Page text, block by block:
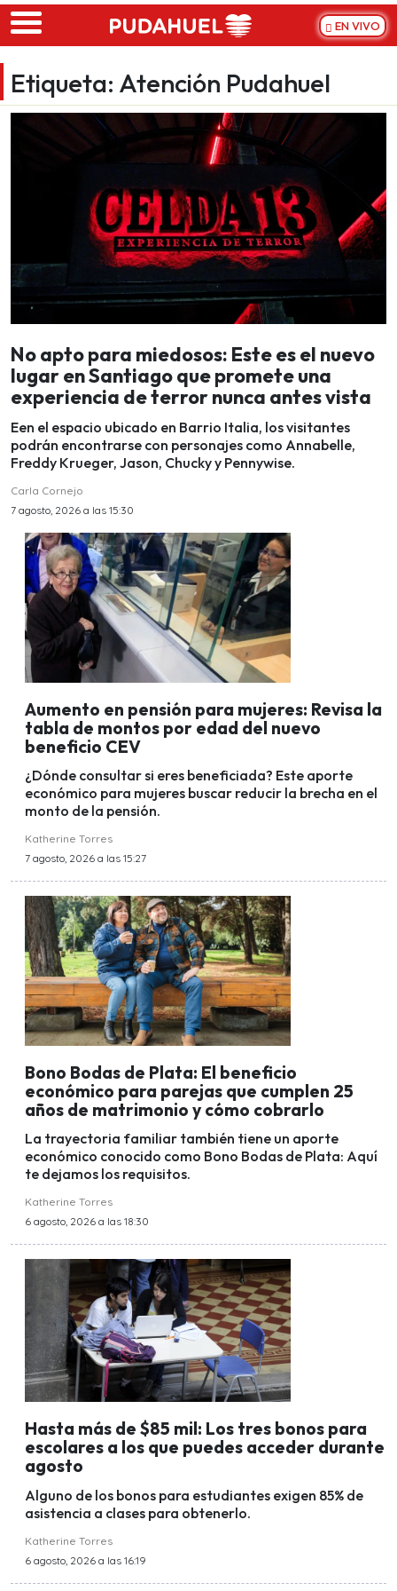
Skip to main content
EN VIVO
Etiqueta: Atención Pudahuel
No apto para miedosos: Este es el nuevo
lugar en Santiago que promete una
experiencia de terror nunca antes vista
Een el espacio ubicado en Barrio Italia, los visitantes
podrán encontrarse con personajes como Annabelle,
Freddy Krueger, Jason, Chucky y Pennywise.
Carla Cornejo
7 agosto, 2026 a las 15:30
Aumento en pensión para mujeres: Revisa la
tabla de montos por edad del nuevo
beneficio CEV
¿Dónde consultar si eres beneficiada? Este aporte
económico para mujeres buscar reducir la brecha en el
monto de la pensión.
Katherine Torres
7 agosto, 2026 a las 15:27
Bono Bodas de Plata: El beneficio
económico para parejas que cumplen 25
años de matrimonio y cómo cobrarlo
La trayectoria familiar también tiene un aporte
económico conocido como Bono Bodas de Plata: Aquí
te dejamos los requisitos.
Katherine Torres
6 agosto, 2026 a las 18:30
Hasta más de $85 mil: Los tres bonos para
escolares a los que puedes acceder durante
agosto
Alguno de los bonos para estudiantes exigen 85% de
asistencia a clases para obtenerlo.
Katherine Torres
6 agosto, 2026 a las 16:19